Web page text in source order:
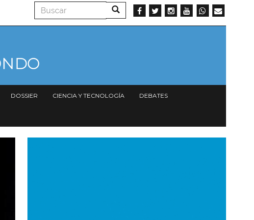
Buscar Buscar
DOSSIER CIENCIA Y TECNOLOGÍA DEBATES